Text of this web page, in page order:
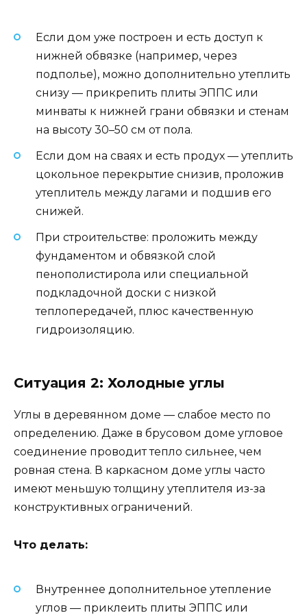
Если дом уже построен и есть доступ к
нижней обвязке (например, через
подполье), можно дополнительно утеплить
снизу — прикрепить плиты ЭППС или
минваты к нижней грани обвязки и стенам
на высоту 30–50 см от пола.
Если дом на сваях и есть продух — утеплить
цокольное перекрытие снизив, проложив
утеплитель между лагами и подшив его
снижей.
При строительстве: проложить между
фундаментом и обвязкой слой
пенополистирола или специальной
подкладочной доски с низкой
теплопередачей, плюс качественную
гидроизоляцию.
Ситуация 2: Холодные углы
Углы в деревянном доме — слабое место по
определению. Даже в брусовом доме угловое
соединение проводит тепло сильнее, чем
ровная стена. В каркасном доме углы часто
имеют меньшую толщину утеплителя из-за
конструктивных ограничений.
Что делать:
Внутреннее дополнительное утепление
углов — приклеить плиты ЭППС или